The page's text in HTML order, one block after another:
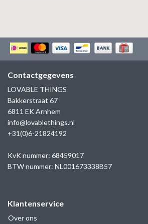
KAPTEN & SON
Contactgegevens
LOVABLE THINGS
Bakkerstraat 67
6811 EK Arnhem
info@lovablethings.nl
+31(0)6-21824192
KvK nummer: 68459017
BTW nummer: NL001673338B57
Klantenservice
Over ons